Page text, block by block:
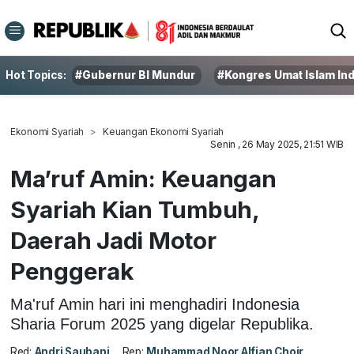
Hot Topics: #Gubernur BI Mundur #Kongres Umat Islam
Ekonomi Syariah
Keuangan Ekonomi Syariah
Senin , 26 May 2025, 21:51 WIB
Ma’ruf Amin: Keuangan
Syariah Kian Tumbuh,
Daerah Jadi Motor
Penggerak
Ma'ruf Amin hari ini menghadiri Indonesia
Sharia Forum 2025 yang digelar Republika.